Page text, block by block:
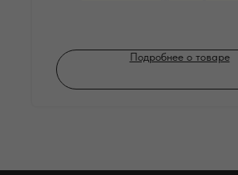
Подробнее о товаре